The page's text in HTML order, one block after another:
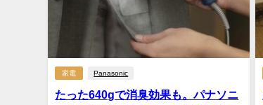
家電 Panasonic
たった640gで消臭効果も。パナソニ